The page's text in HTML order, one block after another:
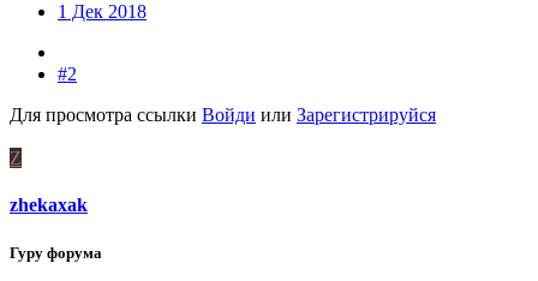
1 Дек 2018
#2
Для просмотра ссылки Войди или Зарегистрируйся
Z
zhekaxak
Гуру форума